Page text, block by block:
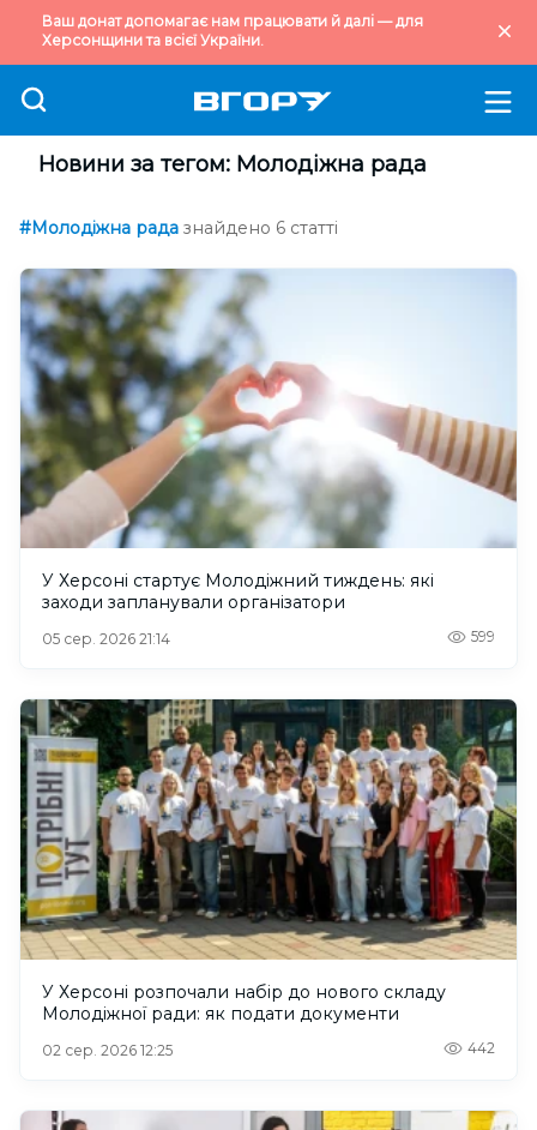
Ваш донат допомагає нам працювати й далі — для
Херсонщини та всієї України.
Новини за тегом: Молодіжна рада
#Молодіжна рада знайдено 6 статті
У Херсоні стартує Молодіжний тиждень: які
заходи запланували організатори
05 сер. 2026 21:14 599
У Херсоні розпочали набір до нового складу
Молодіжної ради: як подати документи
02 сер. 2026 12:25 442